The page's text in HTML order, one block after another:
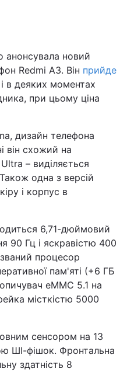
анонсувала новий
Redmi A3. Він прийде
і в деяких моментах
при цьому ціна
дизайн телефона
він схожий на
– виділяється
одна з версій
і корпус в
6,71-дюймовий
90 Гц і яскравістю 400
процесор
пам'яті (+6 ГБ
eMMC 5.1 на
місткістю 5000
сенсором на 13
ШІ-фішок. Фронтальна
здатність 8